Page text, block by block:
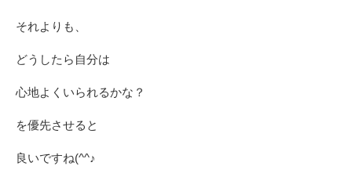
それよりも、
どうしたら自分は
心地よくいられるかな？
を優先させると
良いですね(^^♪